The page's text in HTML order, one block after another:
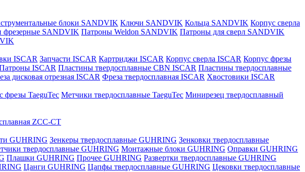
блоки SANDVIK Ключи SANDVIK Кольца SANDVIK Корпус сверла
фрезерные SANDVIK Патроны Weldon SANDVIK Патроны для сверл SANDVIK
ISCAR Запчасти ISCAR Картриджи ISCAR Корпус сверла ISCAR Корпус фрезы
ISCAR Пластины твердосплавные CBN ISCAR Пластины твердосплавные
дисковая отрезная ISCAR Фреза твердосплавная ISCAR Хвостовики ISCAR
фрезы TaeguTec Метчики твердосплавные TaeguTec Минирезец твердосплавный
ZCC-CT
GUHRING Зенкеры твердосплавные GUHRING Зенковки твердосплавные
твердосплавные GUHRING Монтажные блоки GUHRING Оправки GUHRING
Плашки GUHRING Прочее GUHRING Развертки твердосплавные GUHRING
Цанги GUHRING Цапфы твердосплавные GUHRING Цековки твердосплавные